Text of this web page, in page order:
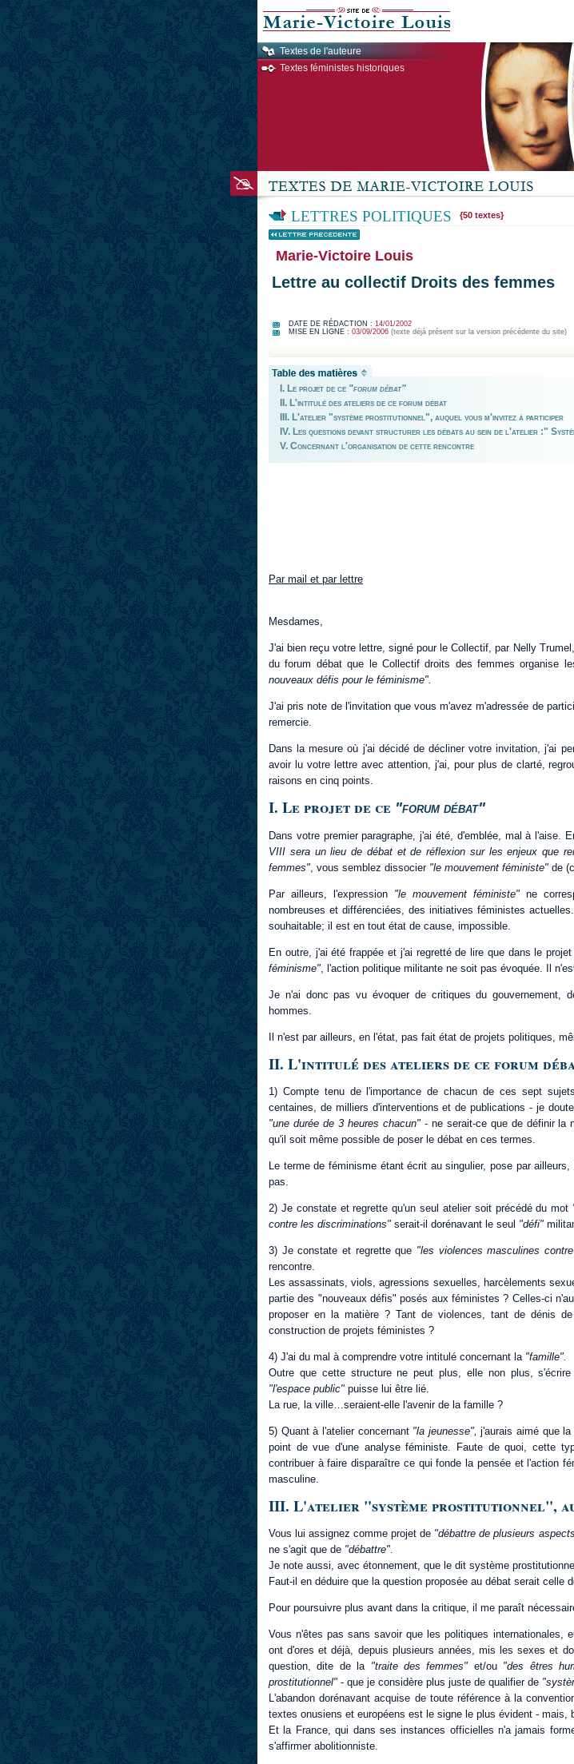
Textes de l'auteure
Textes féministes historiques
LETTRES POLITIQUES {50 textes}
Marie-Victoire Louis
Lettre au collectif Droits des femmes
DATE DE RÉDACTION : 14/01/2002
MISE EN LIGNE : 03/09/2006 (texte déjà présent sur la version précédente du site)
I. Le projet de ce "forum débat"
II. L'intitulé des ateliers de ce forum débat
III. L'atelier "système prostitutionnel", auquel vous m'invitez à participer
IV. Les questions devant structurer les débats au sein de l'atelier :"
V. Concernant l'organisation de cette rencontre
Par mail et par lettre
Mesdames,
J'ai bien reçu votre lettre, signé pour le Collectif, par Nelly
du forum débat que le Collectif droits des femmes organise
nouveaux défis pour le féminisme".
J'ai pris note de l'invitation que vous m'avez m'adressée de
remercie.
Dans la mesure où j'ai décidé de décliner votre invitation, j'ai
avoir lu votre lettre avec attention, j'ai, pour plus de clarté,
raisons en cinq points.
I. Le projet de ce "forum débat"
Dans votre premier paragraphe, j'ai été, d'emblée, mal à l'aise.
VIII sera un lieu de débat et de réflexion sur les enjeux que
femmes", vous semblez dissocier "le mouvement féministe" de
Par ailleurs, l'expression "le mouvement féministe"ne
nombreuses et différenciées, des initiatives féministes
souhaitable; il est en tout état de cause, impossible.
En outre, j'ai été frappée et j'ai regretté de lire que dans le
féminisme", l'action politique militante ne soit pas évoquée. Il
Je n'ai donc pas vu évoquer de critiques du gouvernement,
hommes.
Il n'est par ailleurs, en l'état, pas fait état de projets politiques,
II. L'intitulé des ateliers de ce forum
1) Compte tenu de l'importance de chacun de ces sept
centaines, de milliers d'interventions et de publications - je
"une durée de 3 heures chacun"- ne serait-ce que de définir la
qu'il soit même possible de poser le débat en ces termes.
Le terme de féminisme étant écrit au singulier, pose par
pas.
2) Je constate et regrette qu'un seul atelier soit précédé du mot
contre les discriminations" serait-il dorénavant le seul "défi"
3) Je constate et regrette que "les violences masculines
rencontre.
Les assassinats, viols, agressions sexuelles, harcèlements
partie des "nouveaux défis" posés aux féministes ? Celles-ci
proposer en la matière ? Tant de violences, tant de dénis
construction de projets féministes ?
4) J'ai du mal à comprendre votre intitulé concernant la "famille".
Outre que cette structure ne peut plus, elle non plus,
"l'espace public" puisse lui être lié.
La rue, la ville…seraient-elle l'avenir de la famille ?
5) Quant à l'atelier concernant "la jeunesse", j'aurais aimé que
point de vue d'une analyse féministe. Faute de quoi, cette
contribuer à faire disparaître ce qui fonde la pensée et l'action
masculine.
III. L'atelier "système prostitutionnel",
Vous lui assignez comme projet de "débattre de plusieurs
ne s'agit que de "débattre".
Je note aussi, avec étonnement, que le dit système
Faut-il en déduire que la question proposée au débat serait celle
Pour poursuivre plus avant dans la critique, il me paraît
Vous n'êtes pas sans savoir que les politiques internationales,
ont d'ores et déjà, depuis plusieurs années, mis les sexes et
question, dite de la "traite des femmes" et/ou "des êtres
prostitutionnel" - que je considère plus juste de qualifier de
L'abandon dorénavant acquise de toute référence à la
textes onusiens et européens est le signe le plus évident - mais,
Et la France, qui dans ses instances officielles n'a jamais
s'affirmer abolitionniste.